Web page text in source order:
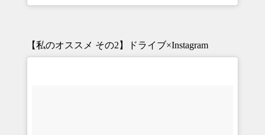
【私のオススメ その2】ドライブ×Instagram